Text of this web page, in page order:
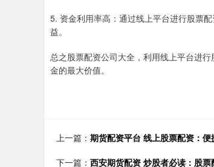
5. 资金利用率高：通过线上平台进行股票
益。
总之股票配资公司大全，利用线上平台进
金的最大价值。
上一篇： 期货配资平台 线上股票配资：
下一篇： 西安期货配资 炒股者必读：股